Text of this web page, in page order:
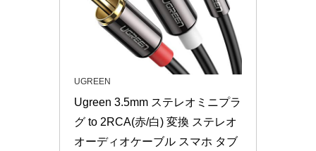
UGREEN
Ugreen 3.5mm ステレオミニプラ
グ to 2RCA(赤/白) 変換 ステレオ
オーディオケーブル スマホ タブ